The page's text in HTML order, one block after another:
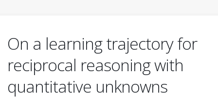
On a learning trajectory for
reciprocal reasoning with
quantitative unknowns